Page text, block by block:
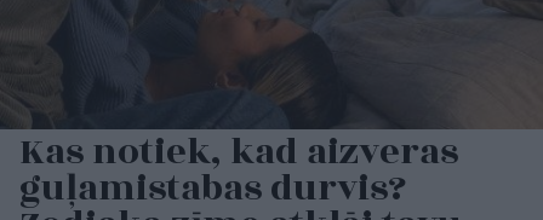
Kas notiek, kad aizveras
guļamistabas durvis?